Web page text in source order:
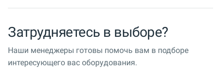
Затрудняетесь в выборе?
Наши менеджеры готовы помочь вам в подборе
интересующего вас оборудования.